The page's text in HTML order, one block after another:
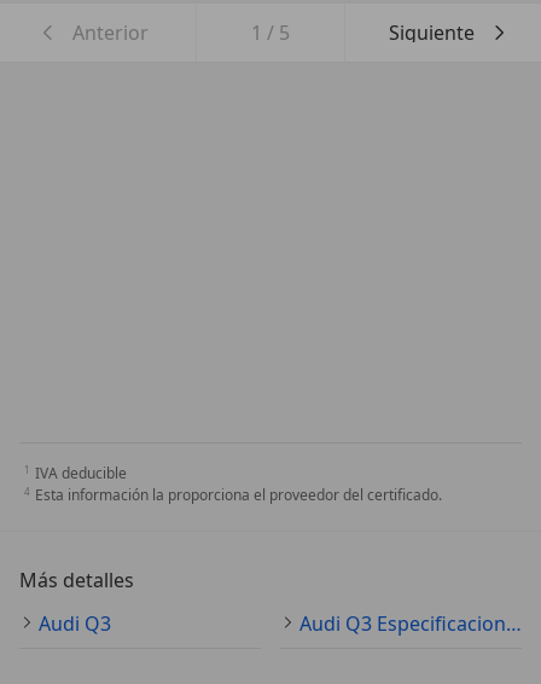
Anterior 1 / 5 Siguiente
IVA deducible
Esta información la proporciona el proveedor del certificado.
Más detalles
Audi Q3
Audi Q3 Especificaciones técnicas